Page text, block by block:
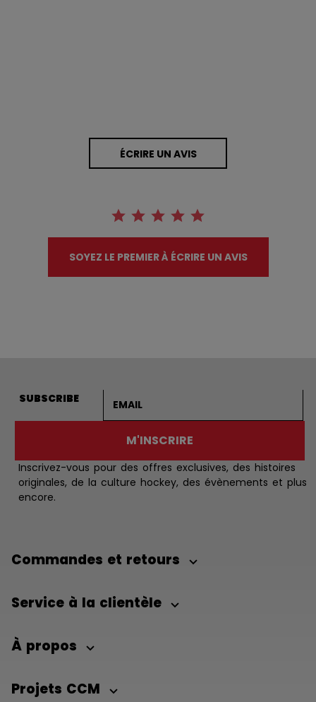
ÉCRIRE UN AVIS
SOYEZ LE PREMIER À ÉCRIRE UN AVIS
SUBSCRIBE
M'INSCRIRE
Inscrivez-vous pour des offres exclusives, des histoires
originales, de la culture hockey, des évènements et plus
encore.
Commandes et retours
Service à la clientèle
À propos
Projets CCM